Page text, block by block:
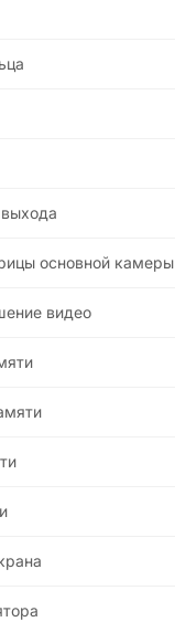
основной камеры
видео